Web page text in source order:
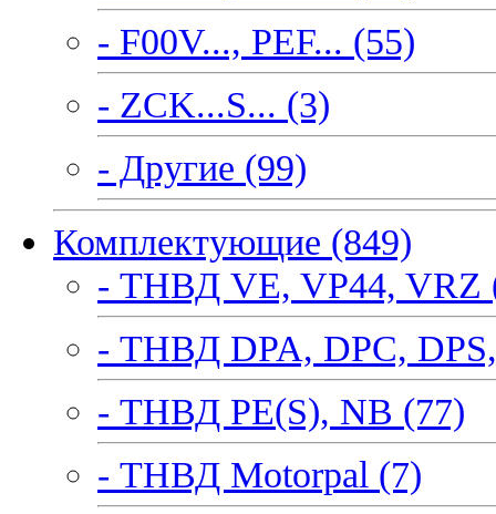
- F00V..., PEF... (55)
- ZCK...S... (3)
- Другие (99)
Комплектующие (849)
- ТНВД VE, VP44, VRZ
- ТНВД DPA, DPC,
- ТНВД PE(S), NB (77)
- ТНВД Motorpal (7)